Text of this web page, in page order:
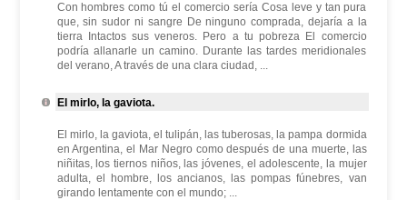
Con hombres como tú el comercio sería Cosa leve y tan pura
que, sin sudor ni sangre De ninguno comprada, dejaría a la
tierra Intactos sus veneros. Pero a tu pobreza El comercio
podría allanarle un camino. Durante las tardes meridionales
del verano, A través de una clara ciudad, ...
El mirlo, la gaviota.
El mirlo, la gaviota, el tulipán, las tuberosas, la pampa dormida
en Argentina, el Mar Negro como después de una muerte, las
niñitas, los tiernos niños, las jóvenes, el adolescente, la mujer
adulta, el hombre, los ancianos, las pompas fúnebres, van
girando lentamente con el mundo; ...